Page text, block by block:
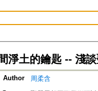
淨土的鑰匙 -- 淺
Author
周柔含